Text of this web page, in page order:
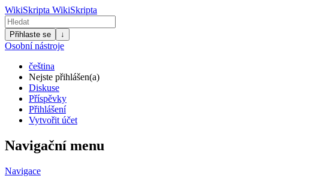
WikiSkripta WikiSkripta
Přihlaste se ↓
Osobní nástroje
čeština
Nejste přihlášen(a)
Diskuse
Příspěvky
Přihlášení
Vytvořit účet
Navigační menu
Navigace